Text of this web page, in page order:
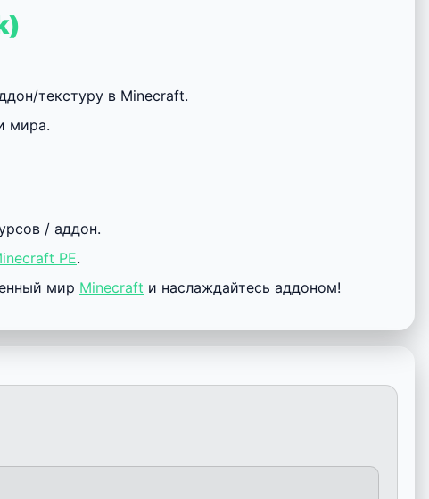
текстуру в Minecraft.
мира.
/ аддон.
PE.
мир Minecraft и наслаждайтесь аддоном!